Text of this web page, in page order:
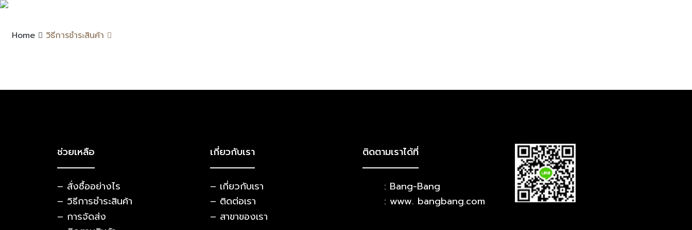
Home วิธีการชำระสินค้า
ช่วยเหลือ
– สั่งซื้ออย่างไร
– วิธีการชำระสินค้า
– การจัดส่ง
เกี่ยวกับเรา
– เกี่ยวกับเรา
– ติดต่อเรา
– สาขาของเรา
ติดตามเราได้ที่
: Bang-Bang
: www. bangbang.com